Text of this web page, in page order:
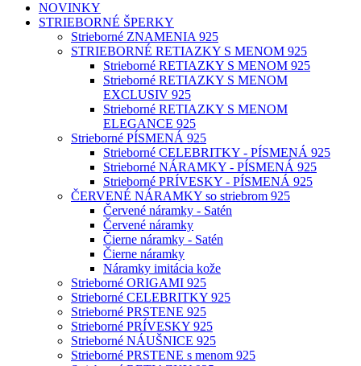
NOVINKY
STRIEBORNÉ ŠPERKY
Strieborné ZNAMENIA 925
STRIEBORNÉ RETIAZKY S MENOM 925
Strieborné RETIAZKY S MENOM 925
Strieborné RETIAZKY S MENOM
EXCLUSIV 925
Strieborné RETIAZKY S MENOM
ELEGANCE 925
Strieborné PÍSMENÁ 925
Strieborné CELEBRITKY - PÍSMENÁ 925
Strieborné NÁRAMKY - PÍSMENÁ 925
Strieborné PRÍVESKY - PÍSMENÁ 925
ČERVENÉ NÁRAMKY so striebrom 925
Červené náramky - Satén
Červené náramky
Čierne náramky - Satén
Čierne náramky
Náramky imitácia kože
Strieborné ORIGAMI 925
Strieborné CELEBRITKY 925
Strieborné PRSTENE 925
Strieborné PRÍVESKY 925
Strieborné NÁUŠNICE 925
Strieborné PRSTENE s menom 925